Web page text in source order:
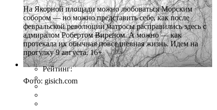
Фото: gisich.com
На Якорной площади можно любоваться Морским
собором — но можно представить себе, как после
февральской революции матросы расправились здесь с
адмиралом Робертом Виреном. А можно — как
протекала их обычная повседневная жизнь. Идем на
прогулку 9 августа. 16+
Рейтинг: